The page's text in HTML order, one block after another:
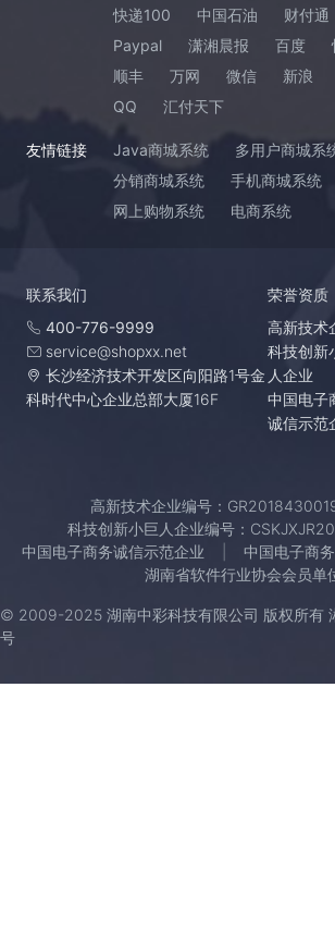
快递100
中国石油 财付通
Paypal
潇湘晨报 百度
顺丰
万网 微信 新浪
QQ
汇付天下
友情链接 Java商城系统
多用户商城系
分销商城系统
手机商城系统
网上购物系统
电商系统
联系我们
400-776-9999
service@shopxx.net
长沙经济技术开发区向阳路1号金
科时代中心企业总部大厦16F
荣誉资质
高新技术
科技创新
人企业
中国电子
诚信示范
高新技术企业编号：
科技创新小巨人企业编号：
中国电子商务诚信示范企业
中国电子商
湖南省软件行业协会会员单
© 2009-2025 湖南中彩科技有限公司 版权所有
号